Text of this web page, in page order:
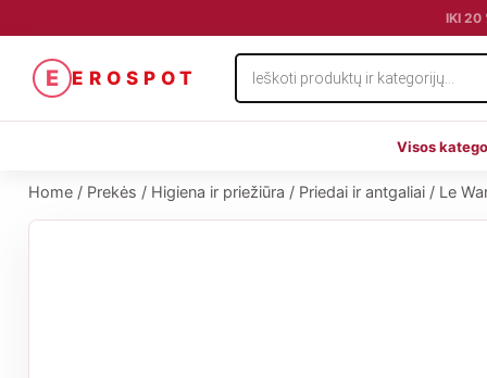
IKI 20
E EROSPOT
Products
search
Visos
Home / Prekės / Higiena ir priežiūra / Priedai ir antgaliai / Le